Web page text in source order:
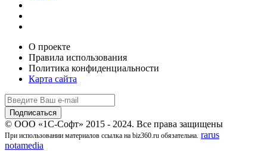
О проекте
Правила использования
Политика конфиденциальности
Карта сайта
© ООО «1С-Софт» 2015 - 2024. Все права защищены
При использовании материалов ссылка на biz360.ru обязательна. rarus
notamedia